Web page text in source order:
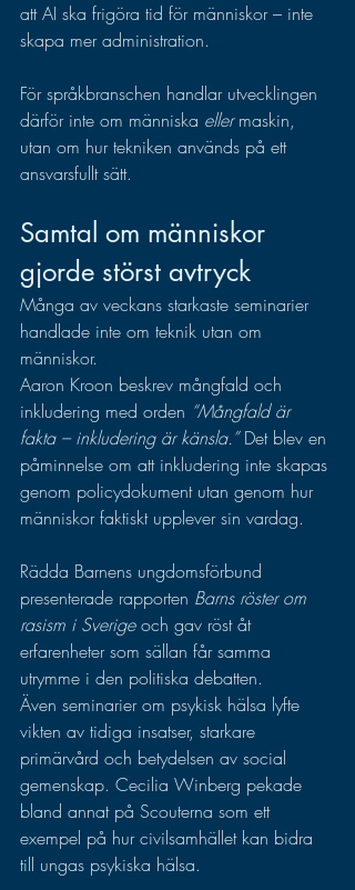
att AI ska frigöra tid för människor – inte
skapa mer administration.
För språkbranschen handlar utvecklingen
därför inte om människa eller maskin,
utan om hur tekniken används på ett
ansvarsfullt sätt.
Samtal om människor
gjorde störst avtryck
Många av veckans starkaste seminarier
handlade inte om teknik utan om
människor.
Aaron Kroon beskrev mångfald och
inkludering med orden “Mångfald är
fakta – inkludering är känsla.” Det blev en
påminnelse om att inkludering inte skapas
genom policydokument utan genom hur
människor faktiskt upplever sin vardag.
Rädda Barnens ungdomsförbund
presenterade rapporten Barns röster om
rasism i Sverige och gav röst åt
erfarenheter som sällan får samma
utrymme i den politiska debatten.
Även seminarier om psykisk hälsa lyfte
vikten av tidiga insatser, starkare
primärvård och betydelsen av social
gemenskap. Cecilia Winberg pekade
bland annat på Scouterna som ett
exempel på hur civilsamhället kan bidra
till ungas psykiska hälsa.